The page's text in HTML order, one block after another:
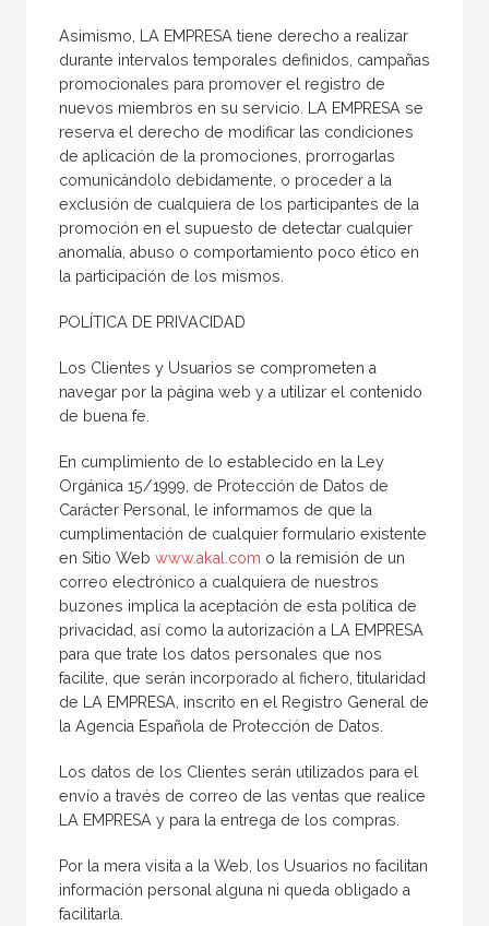
Asimismo, LA EMPRESA tiene derecho a realizar
durante intervalos temporales definidos, campañas
promocionales para promover el registro de
nuevos miembros en su servicio. LA EMPRESA se
reserva el derecho de modificar las condiciones
de aplicación de la promociones, prorrogarlas
comunicándolo debidamente, o proceder a la
exclusión de cualquiera de los participantes de la
promoción en el supuesto de detectar cualquier
anomalía, abuso o comportamiento poco ético en
la participación de los mismos.
POLÍTICA DE PRIVACIDAD
Los Clientes y Usuarios se comprometen a
navegar por la página web y a utilizar el contenido
de buena fe.
En cumplimiento de lo establecido en la Ley
Orgánica 15/1999, de Protección de Datos de
Carácter Personal, le informamos de que la
cumplimentación de cualquier formulario existente
en Sitio Web www.akal.com o la remisión de un
correo electrónico a cualquiera de nuestros
buzones implica la aceptación de esta política de
privacidad, así como la autorización a LA EMPRESA
para que trate los datos personales que nos
facilite, que serán incorporado al fichero, titularidad
de LA EMPRESA, inscrito en el Registro General de
la Agencia Española de Protección de Datos.
Los datos de los Clientes serán utilizados para el
envío a través de correo de las ventas que realice
LA EMPRESA y para la entrega de los compras.
Por la mera visita a la Web, los Usuarios no facilitan
información personal alguna ni queda obligado a
facilitarla.